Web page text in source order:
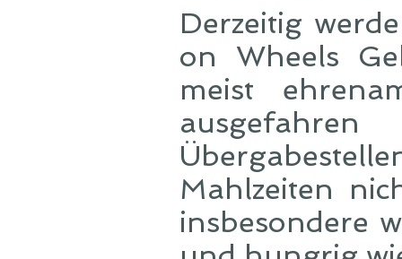
Derzeitig
on Wheels
meist
Mahlzeiten
insbesondere